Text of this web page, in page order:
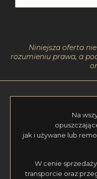
Niniejsza oferta
rozumieniu prawa, a
Na
jak i używane lub
W cenie
transporcie oraz